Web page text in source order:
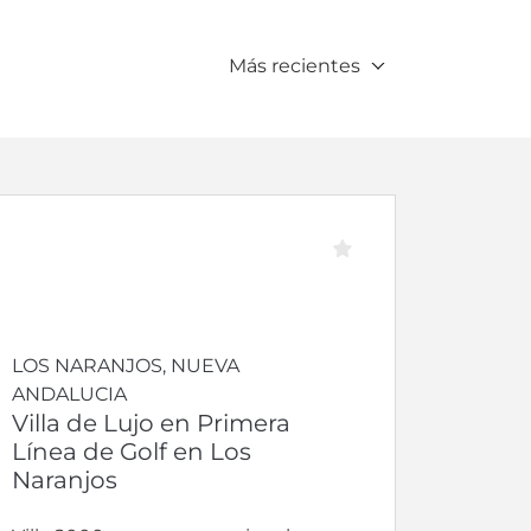
Más recientes
LOS NARANJOS, NUEVA
ANDALUCIA
Villa de Lujo en Primera
Línea de Golf en Los
Naranjos